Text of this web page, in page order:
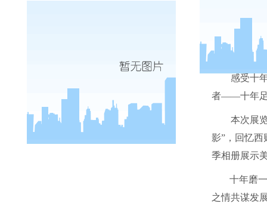
感受十
者——十年足
本次展
影”，回忆
季相册展示
十年磨
之情共谋发